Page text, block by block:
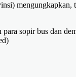
mengungkapkan,
sopir bus dan